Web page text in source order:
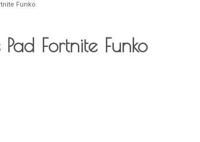
Funko
Fortnite Funko